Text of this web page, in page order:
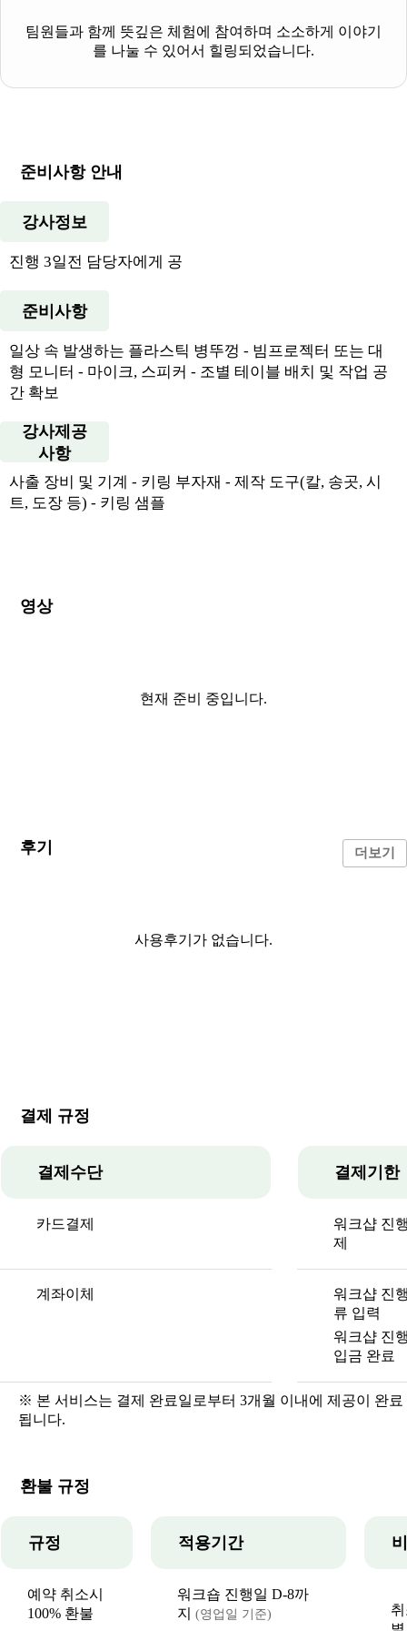
팀원들과 함께 뜻깊은 체험에 참여하며 소소하게 이야기
를 나눌 수 있어서 힐링되었습니다.
준비사항 안내
강사정보
진행 3일전 담당자에게 공
준비사항
일상 속 발생하는 플라스틱 병뚜껑 - 빔프로젝터 또는 대
형 모니터 - 마이크, 스피커 - 조별 테이블 배치 및 작업 공
간 확보
강사제공
사항
사출 장비 및 기계 - 키링 부자재 - 제작 도구(칼, 송곳, 시
트, 도장 등) - 키링 샘플
영상
현재 준비 중입니다.
후기 더보기
사용후기가 없습니다.
결제 규정
결제수단 결제기한
카드결제
워크샵 진
제
계좌이체
워크샵 진
류 입력
워크샵 진
입금 완료
※ 본 서비스는 결제 완료일로부터 3개월 이내에 제공이 완료
됩니다.
환불 규정
규정 적용기간
예약 취소시
100% 환불
워크숍 진행일 D-8까
지
(영업일 기준)